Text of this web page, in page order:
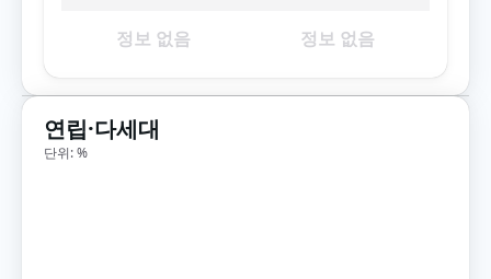
정보 없음 정보 없음
연립·다세대
단위: %